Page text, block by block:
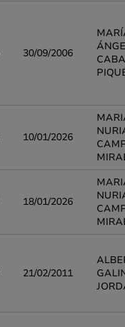
30/09/2006
10/01/2026
18/01/2026
21/02/2011